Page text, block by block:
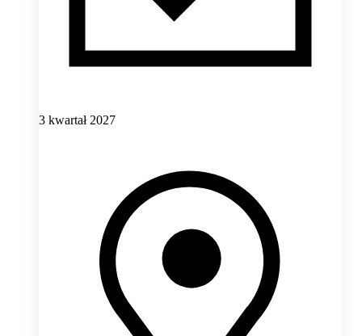
3 kwartał 2027